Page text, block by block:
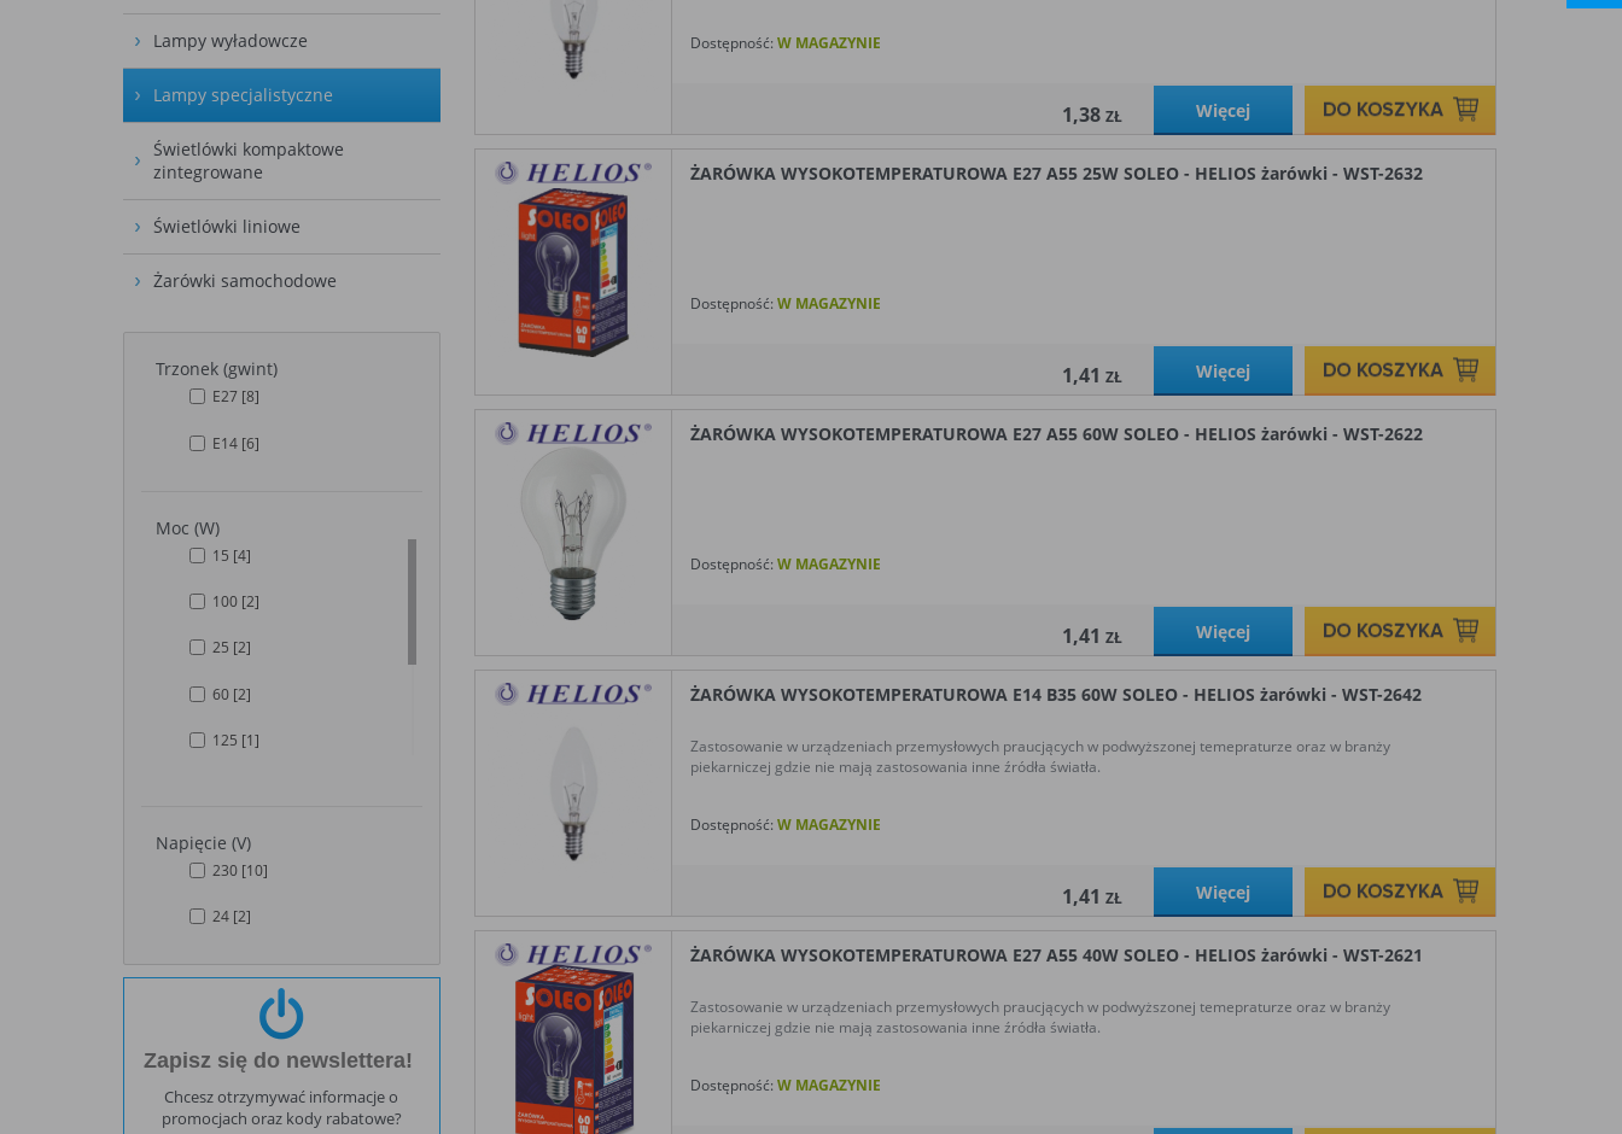
Lampy wyładowcze
Lampy specjalistyczne
Świetlówki kompaktowe
zintegrowane
Świetlówki liniowe
Żarówki samochodowe
Trzonek (gwint)
E27 [8]
E14 [6]
Moc (W)
15 [4]
100 [2]
25 [2]
60 [2]
125 [1]
40 [1]
75[1]
Napięcie (V)
230 [10]
24 [2]
Zapisz się do newslettera!
Chcesz otrzymywać informacje o
promocjach oraz kody rabatowe?
Dostępność:W MAGAZYNIE
1,38ZŁ Więcej
ŻARÓWKA WYSOKOTEMPERATUROWA E27 A55 25W SOLEO - HELIOS żarówki - WST-2632
Dostępność:W MAGAZYNIE
1,41ZŁ Więcej
ŻARÓWKA WYSOKOTEMPERATUROWA E27 A55 60W SOLEO - HELIOS żarówki - WST-2622
Dostępność:W MAGAZYNIE
1,41ZŁ Więcej
ŻARÓWKA WYSOKOTEMPERATUROWA E14 B35 60W SOLEO - HELIOS żarówki - WST-2642
Zastosowanie w urządzeniach przemysłowych praucjących w podwyższonej temepraturze oraz w branży
piekarniczej gdzie nie mają zastosowania inne źródła światła.
Dostępność:W MAGAZYNIE
1,41ZŁ Więcej
ŻARÓWKA WYSOKOTEMPERATUROWA E27 A55 40W SOLEO - HELIOS żarówki - WST-2621
Zastosowanie w urządzeniach przemysłowych praucjących w podwyższonej temepraturze oraz w branży
piekarniczej gdzie nie mają zastosowania inne źródła światła.
Dostępność:W MAGAZYNIE